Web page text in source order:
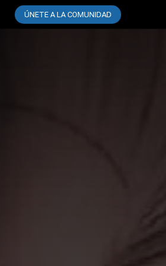
ÚNETE A LA COMUNIDAD